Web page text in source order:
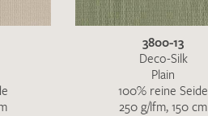
3800-13
Deco-Silk
Plain
100% reine Seide
250 g/lfm, 150 cm